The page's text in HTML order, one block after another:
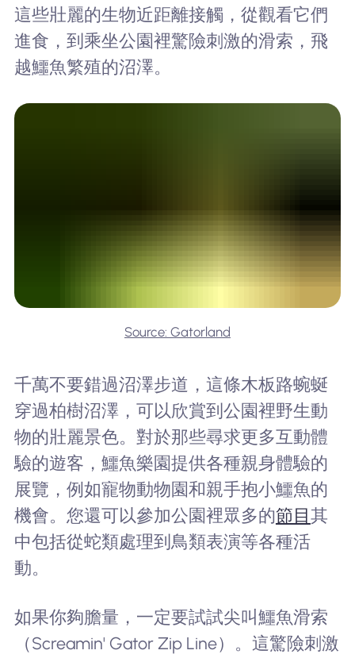
這些壯麗的生物近距離接觸，從觀看它們
進食，到乘坐公園裡驚險刺激的滑索，飛
越鱷魚繁殖的沼澤。
Source: Gatorland
千萬不要錯過沼澤步道，這條木板路蜿蜒
穿過柏樹沼澤，可以欣賞到公園裡野生動
物的壯麗景色。對於那些尋求更多互動體
驗的遊客，鱷魚樂園提供各種親身體驗的
展覽，例如寵物動物園和親手抱小鱷魚的
機會。您還可以參加公園裡眾多的節目其
中包括從蛇類處理到鳥類表演等各種活
動。
如果你夠膽量，一定要試試尖叫鱷魚滑索
（Screamin' Gator Zip Line）。這驚險刺激